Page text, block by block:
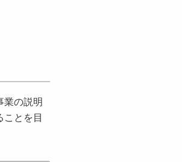
の説明
とを目